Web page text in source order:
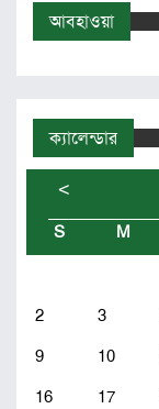
আবহাওয়া
ক্যালেন্ডার
<
S M
2
3
9
10
16
17